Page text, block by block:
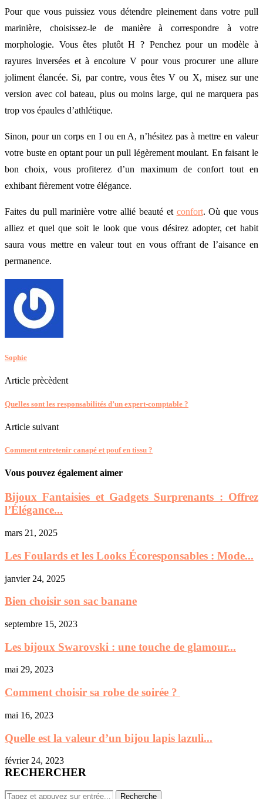
Pour que vous puissiez vous détendre pleinement dans votre pull
marinière, choisissez-le de manière à correspondre à votre
morphologie. Vous êtes plutôt H ? Penchez pour un modèle à
rayures inversées et à encolure V pour vous procurer une allure
joliment élancée. Si, par contre, vous êtes V ou X, misez sur une
version avec col bateau, plus ou moins large, qui ne marquera pas
trop vos épaules d’athlétique.
Sinon, pour un corps en I ou en A, n’hésitez pas à mettre en valeur
votre buste en optant pour un pull légèrement moulant. En faisant le
bon choix, vous profiterez d’un maximum de confort tout en
exhibant fièrement votre élégance.
Faites du pull marinière votre allié beauté et confort. Où que vous
alliez et quel que soit le look que vous désirez adopter, cet habit
saura vous mettre en valeur tout en vous offrant de l’aisance en
permanence.
Sophie
Article prècèdent
Quelles sont les responsabilités d’un expert-comptable ?
Article suivant
Comment entretenir canapé et pouf en tissu ?
Vous pouvez également aimer
Bijoux Fantaisies et Gadgets Surprenants : Offrez
l’Élégance...
mars 21, 2025
Les Foulards et les Looks Écoresponsables : Mode...
janvier 24, 2025
Bien choisir son sac banane
septembre 15, 2023
Les bijoux Swarovski : une touche de glamour...
mai 29, 2023
Comment choisir sa robe de soirée ?
mai 16, 2023
Quelle est la valeur d’un bijou lapis lazuli...
février 24, 2023
RECHERCHER